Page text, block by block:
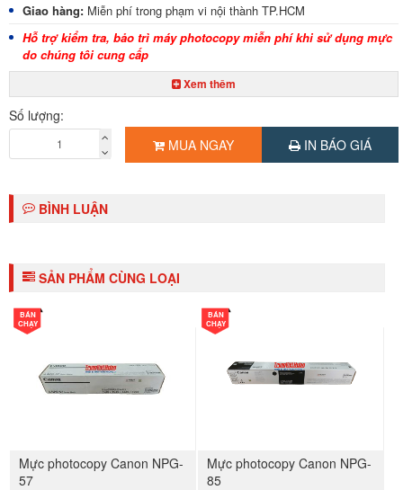
Giao hàng: Miễn phí trong phạm vi nội thành TP.HCM
Hỗ trợ kiểm tra, bảo trì máy photocopy miễn phí khi sử dụng mực
do chúng tôi cung cấp
Xem thêm
Số lượng:
MUA NGAY
IN BÁO GIÁ
BÌNH LUẬN
SẢN PHẨM CÙNG LOẠI
BÁN
CHẠY
Mực photocopy Canon NPG-
57
BÁN
CHẠY
Mực photocopy Canon NPG-
85